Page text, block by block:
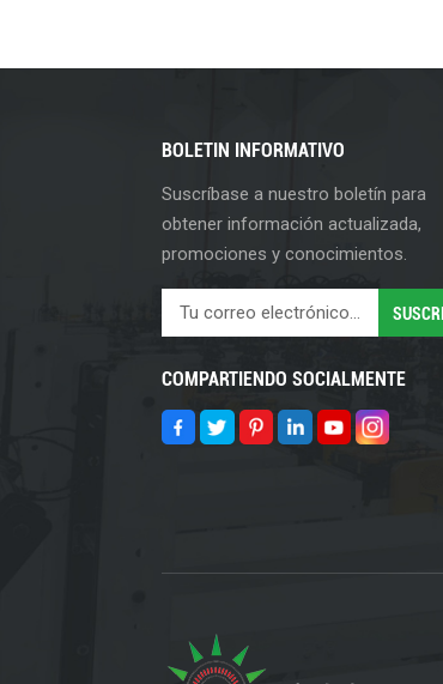
BOLETIN INFORMATIVO
Suscríbase a nuestro boletín para
obtener información actualizada,
promociones y conocimientos.
COMPARTIENDO SOCIALMENTE